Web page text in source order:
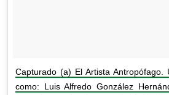
Capturado (a) El Artista Antropófago.
como: Luis Alfredo González